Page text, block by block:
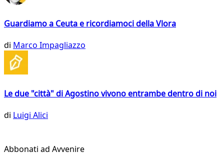
Guardiamo a Ceuta e ricordiamoci della Vlora
di Marco Impagliazzo
Le due "città" di Agostino vivono entrambe dentro di noi
di Luigi Alici
Abbonati ad Avvenire